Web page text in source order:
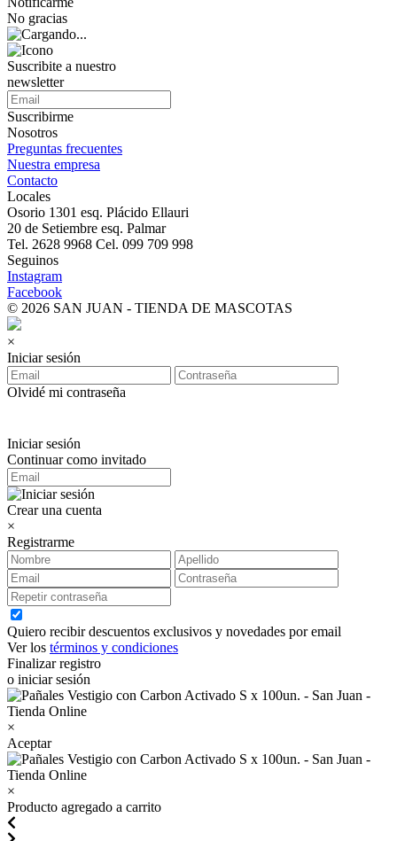
No gracias
Suscribite a nuestro
newsletter
Suscribirme
Nosotros
Preguntas frecuentes
Nuestra empresa
Contacto
Locales
Osorio 1301 esq. Plácido Ellauri
20 de Setiembre esq. Palmar
Tel. 2628 9968 Cel. 099 709 998
Seguinos
Instagram
Facebook
© 2026 SAN JUAN - TIENDA DE MASCOTAS
×
Iniciar sesión
Olvidé mi contraseña
Iniciar sesión
Continuar como invitado
Crear una cuenta
×
Registrarme
Quiero recibir descuentos exclusivos y novedades por email
Ver los términos y condiciones
Finalizar registro
o iniciar sesión
×
Aceptar
×
Producto agregado a carrito